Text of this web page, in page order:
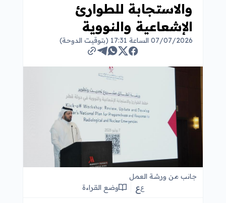
والاستجابة للطوارئ
الإشعاعية والنووية
07/07/2026 الساعة 17:31 (بتوقيت الدوحة)
جانب من ورشة العمل
عع وضع القراءة